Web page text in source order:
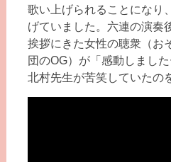
歌い上げられることになり
げていました。六連の演奏
挨拶にきた女性の聴衆（お
団のOG）が「感動しまし
北村先生が苦笑していたの